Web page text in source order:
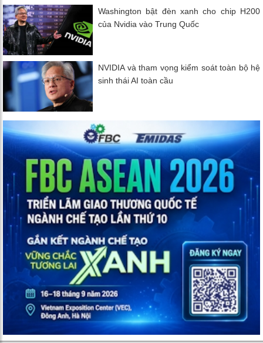
Washington bật đèn xanh cho chip H200
của Nvidia vào Trung Quốc
NVIDIA và tham vọng kiểm soát toàn bộ hệ
sinh thái AI toàn cầu